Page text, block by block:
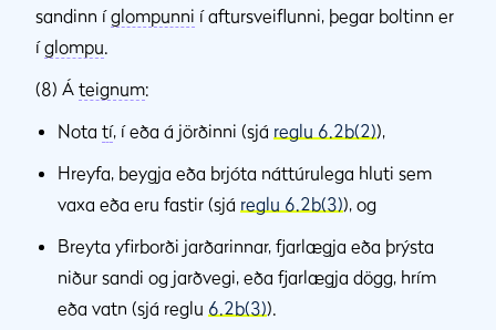
sandinn íglompunni í aftursveiflunni, þegar boltinn er
íglompu.
(8) Á teignum:
Nota tí, í eða á jörðinni (sjá reglu 6.2b(2)),
Hreyfa, beygja eða brjóta náttúrulega hluti sem
vaxa eða eru fastir (sjá reglu 6.2b(3)), og
Breyta yfirborði jarðarinnar, fjarlægja eða þrýsta
niður sandi og jarðvegi, eða fjarlægja dögg, hrím
eða vatn (sjá reglu 6.2b(3)).